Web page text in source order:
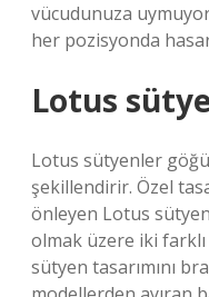
vücudunuza
her pozisyonda
Lotus
Lotus sütyenler
şekillendirir. Özel
önleyen Lotus
olmak üzere iki
sütyen tasarımını